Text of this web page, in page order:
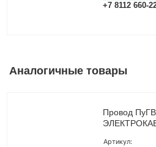
+7 8112 660-
Аналогичные товары
Провод
Артикул: